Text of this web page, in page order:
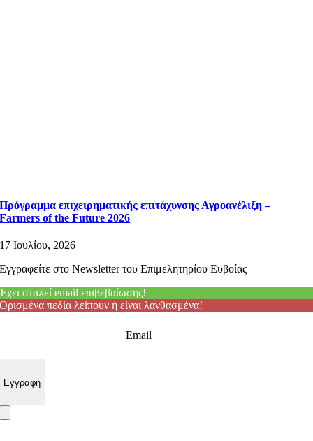
Πρόγραμμα επιχειρηματικής επιτάχυνσης Αγροανέλιξη –
Farmers of the Future 2026
17 Ιουλίου, 2026
Εγγραφείτε στο Newsletter του Επιμελητηρίου Ευβοίας
Έχει σταλεί email επιβεβαίωσης!
Ορισμένα πεδία λείπουν ή είναι λανθασμένα!
Email